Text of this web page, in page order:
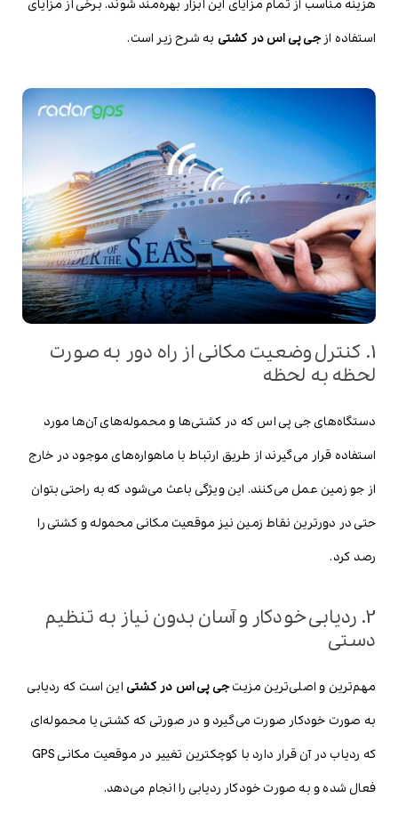
هزینه مناسب از تمام مزایای این ابزار بهره‌مند شوند. برخی از مزایای
استفاده ازجی پی اس در کشتی به شرح زیر است.
1. کنترل وضعیت مکانی از راه دور به صورت
لحظه به لحظه
دستگاه‌های جی پی اس که در کشتی‌ها و محموله‌های آن‌ها مورد
استفاده قرار می‌گیرند از طریق ارتباط با ماهواره‌های موجود در خارج
از جو زمین عمل می‌کنند. این ویژگی باعث می‌شود که به راحتی بتوان
حتی در دورترین نقاط زمین نیز موقعیت مکانی محموله و کشتی را
رصد کرد.
2. ردیابی خودکار و آسان بدون نیاز به تنظیم
دستی
مهم‌ترین و اصلی‌ترین مزیتجی پی اس در کشتی این است که ردیابی
به صورت خودکار صورت می‌گیرد و در صورتی که کشتی یا محموله‌ای
که ردیاب در آن قرار دارد با کوچکترین تغییر در موقعیت مکانی GPS
فعال شده و به صورت خودکار ردیابی را انجام می‌دهد.